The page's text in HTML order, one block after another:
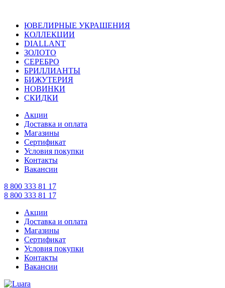
ЮВЕЛИРНЫЕ УКРАШЕНИЯ
КОЛЛЕКЦИИ
DIALLANT
ЗОЛОТО
СЕРЕБРО
БРИЛЛИАНТЫ
БИЖУТЕРИЯ
НОВИНКИ
СКИДКИ
Акции
Доставка и оплата
Магазины
Сертификат
Условия покупки
Контакты
Вакансии
8 800 333 81 17
8 800 333 81 17
Акции
Доставка и оплата
Магазины
Сертификат
Условия покупки
Контакты
Вакансии